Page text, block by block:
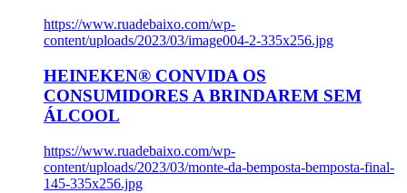
https://www.ruadebaixo.com/wp-
content/uploads/2023/03/image004-2-335x256.jpg
HEINEKEN® CONVIDA OS
CONSUMIDORES A BRINDAREM SEM
ÁLCOOL
https://www.ruadebaixo.com/wp-
content/uploads/2023/03/monte-da-bemposta-bemposta-final-
145-335x256.jpg